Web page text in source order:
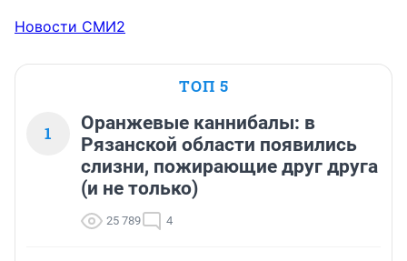
Новости СМИ2
ТОП 5
1
Оранжевые каннибалы: в
Рязанской области появились
слизни, пожирающие друг друга
(и не только)
25 789 4